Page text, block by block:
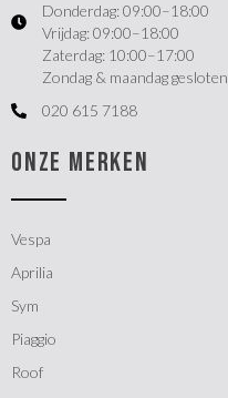
Donderdag: 09:00–18:00
Vrijdag: 09:00–18:00
Zaterdag: 10:00–17:00
Zondag & maandag gesloten
020 615 7188
ONZE MERKEN
Vespa
Aprilia
Sym
Piaggio
Roof